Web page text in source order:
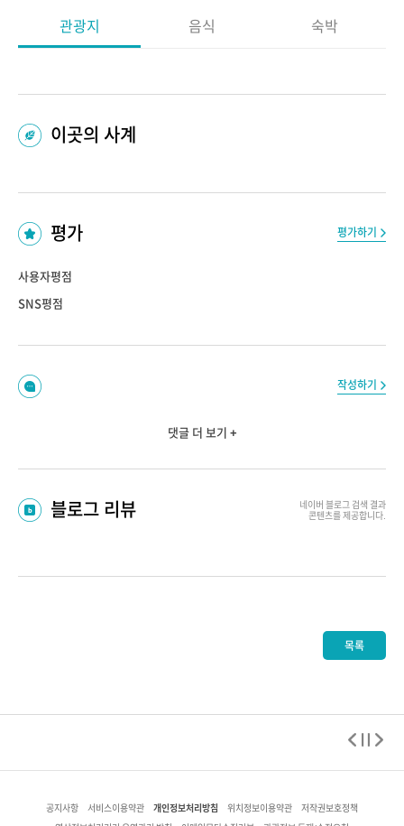
관광지 음식 숙박
이곳의 사계
평가 평가하기
사용자평점
SNS평점
작성하기
댓글 더 보기 +
블로그 리뷰 네이버 블로그 검색 결과
콘텐츠를 제공합니다.
목록
공지사항 서비스이용약관 개인정보처리방침 위치정보이용약관 저작권보호정책